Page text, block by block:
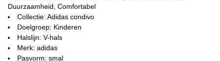
Duurzaamheid, Comfortabel
Collectie: Adidas condivo
Doelgroep: Kinderen
Halslijn: V-hals
Merk: adidas
Pasvorm: smal